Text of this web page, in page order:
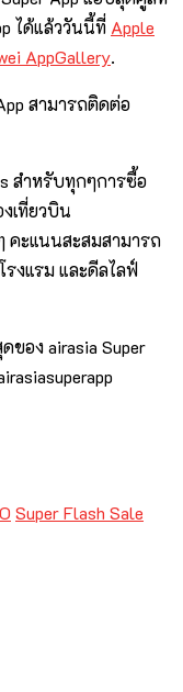
ได้แล้ววันนี้ที่ Apple
AppGallery.
สามารถติดต่อ
สำหรับทุกๆการซื้อ
เที่ยวบิน
คะแนนสะสมสามารถ
งแรม และดีลไลฟ์
ของairasia Super
Super Flash Sale